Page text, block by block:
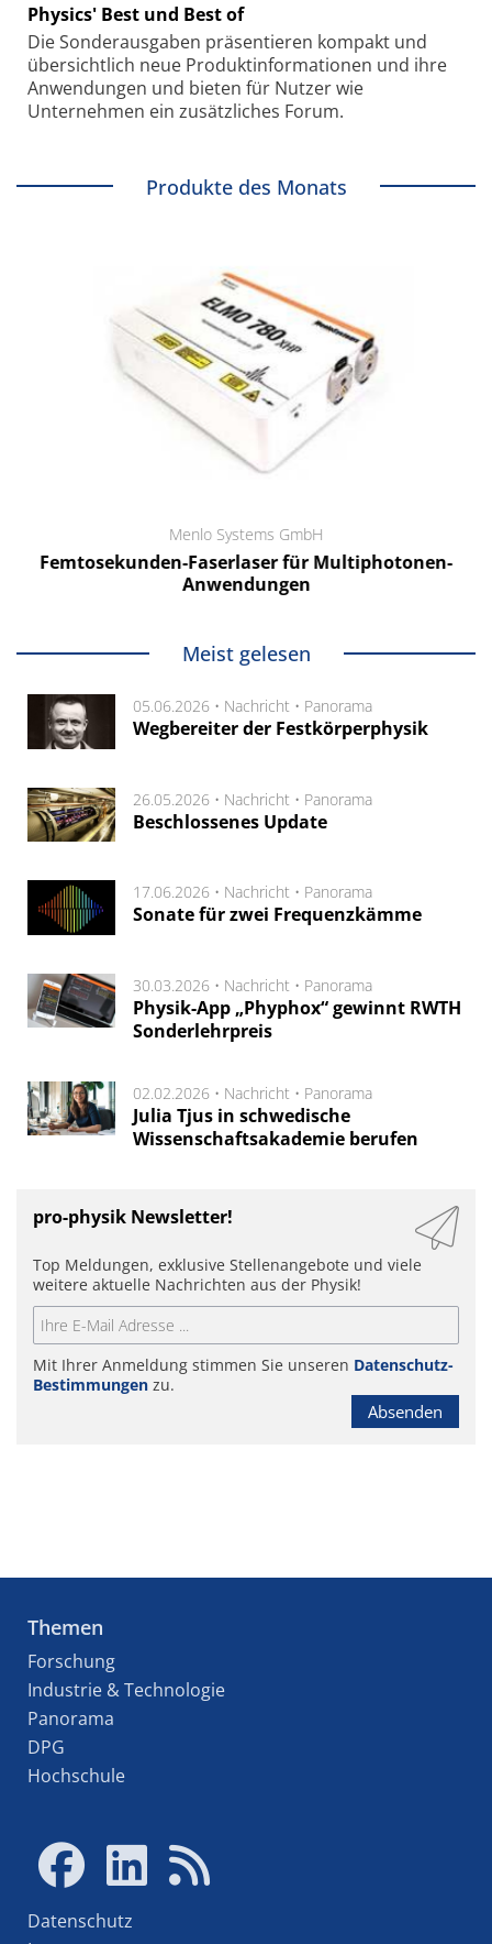
Physics' Best und Best of
Die Sonder­ausgaben präsentieren kompakt und
übersichtlich neue Produkt­informationen und ihre
Anwendungen und bieten für Nutzer wie
Unternehmen ein zusätzliches Forum.
Produkte des Monats
Menlo Systems GmbH
Femtosekunden-Faserlaser für Multiphotonen-
Anwendungen
Meist gelesen
05.06.2026 • Nachricht • Panorama
Wegbereiter der Festkörperphysik
26.05.2026 • Nachricht • Panorama
Beschlossenes Update
17.06.2026 • Nachricht • Panorama
Sonate für zwei Frequenzkämme
30.03.2026 • Nachricht • Panorama
Physik-App „Phyphox“ gewinnt RWTH
Sonderlehrpreis
02.02.2026 • Nachricht • Panorama
Julia Tjus in schwedische
Wissenschaftsakademie berufen
pro-physik Newsletter!
Top Meldungen, exklusive Stellenangebote und viele
weitere aktuelle Nachrichten aus der Physik!
Mit Ihrer Anmeldung stimmen Sie unseren Datenschutz-
Bestimmungen zu.
Absenden
Themen
Forschung
Industrie & Technologie
Panorama
DPG
Hochschule
Datenschutz